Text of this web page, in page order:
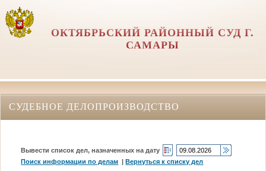
ОКТЯБРЬСКИЙ РАЙОННЫЙ СУД Г.
САМАРЫ
СУДЕБНОЕ ДЕЛОПРОИЗВОДСТВО
Вывести список дел, назначенных на дату
Поиск информации по делам |Вернуться к списку дел